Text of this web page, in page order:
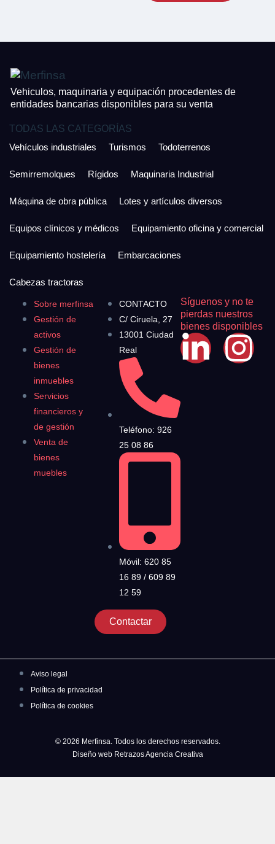
Vehiculos, maquinaria y equipación procedentes de
entidades bancarias disponibles para su venta
Sobre merfinsa
Gestión de
activos
Gestión de
bienes
inmuebles
Servicios
financieros y
de gestión
Venta de
bienes
muebles
CONTACTO
C/ Ciruela, 27
13001 Ciudad
Real
Teléfono: 926
25 08 86
Móvil: 620 85
16 89 / 609 89
12 59
Contactar
Síguenos y no te
pierdas nuestros
bienes disponibles
TODAS LAS CATEGORÍAS
Vehículos industriales
Turismos Todoterrenos
Semirremolques Rígidos Maquinaria Industrial
Máquina de obra pública Lotes y artículos diversos
Equipos clínicos y médicos Equipamiento oficina y comercial
Equipamiento hostelería Embarcaciones
Cabezas tractoras
Aviso legal
Política de privacidad
Política de cookies
© 2026 Merfinsa. Todos los derechos reservados.
Diseño web Retrazos Agencia Creativa
¿Cuánto es 3 + uno?
Acepto la
continuación confirma que estás de acuerdo con ambas.